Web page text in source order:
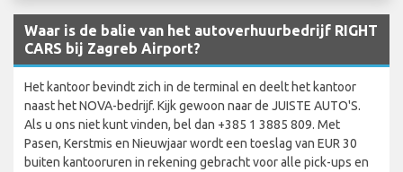
Waar is de balie van het autoverhuurbedrijf RIGHT
CARS bij Zagreb Airport?
Het kantoor bevindt zich in de terminal en deelt het kantoor
naast het NOVA-bedrijf. Kijk gewoon naar de JUISTE AUTO'S.
Als u ons niet kunt vinden, bel dan +385 1 3885 809. Met
Pasen, Kerstmis en Nieuwjaar wordt een toeslag van EUR 30
buiten kantooruren in rekening gebracht voor alle pick-ups en